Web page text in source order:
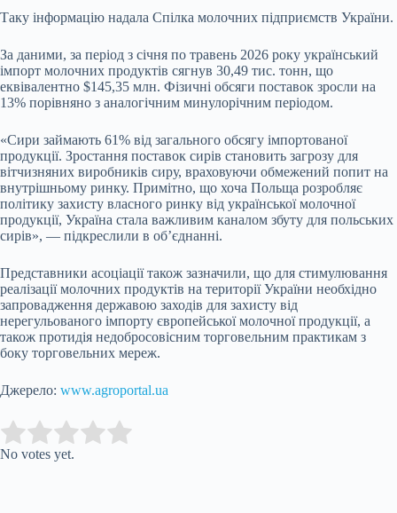
Таку інформацію надала Спілка молочних підприємств України.
За даними, за період з січня по травень 2026 року український
імпорт молочних продуктів сягнув 30,49 тис. тонн, що
еквівалентно $145,35 млн. Фізичні обсяги поставок зросли на
13% порівняно з аналогічним минулорічним періодом.
«Сири займають 61% від загального обсягу імпортованої
продукції. Зростання поставок сирів становить загрозу для
вітчизняних виробників сиру, враховуючи обмежений попит на
внутрішньому ринку. Примітно, що хоча Польща розробляє
політику захисту власного ринку від української молочної
продукції, Україна стала важливим каналом збуту для польських
сирів», — підкреслили в об’єднанні.
Представники асоціації також зазначили, що для стимулювання
реалізації молочних продуктів на території України необхідно
запровадження державою заходів для захисту від
нерегульованого імпорту європейської молочної продукції, а
також протидія недобросовісним торговельним практикам з
боку торговельних мереж.
Джерело: www.agroportal.ua
Rate this item:
No votes yet.